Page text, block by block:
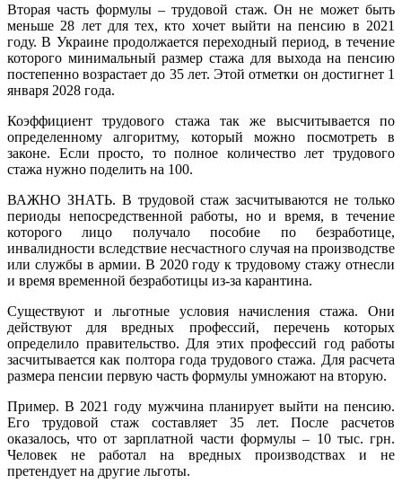
Вторая часть формулы – трудовой стаж. Он не может быть
меньше 28 лет для тех, кто хочет выйти на пенсию в 2021
году. В Украине продолжается переходный период, в течение
которого минимальный размер стажа для выхода на пенсию
постепенно возрастает до 35 лет. Этой отметки он достигнет 1
января 2028 года.
Коэффициент трудового стажа так же высчитывается по
определенному алгоритму, который можно посмотреть в
законе. Если просто, то полное количество лет трудового
стажа нужно поделить на 100.
ВАЖНО ЗНАТЬ. В трудовой стаж засчитываются не только
периоды непосредственной работы, но и время, в течение
которого лицо получало пособие по безработице,
инвалидности вследствие несчастного случая на производстве
или службы в армии. В 2020 году к трудовому стажу отнесли
и время временной безработицы из-за карантина.
Существуют и льготные условия начисления стажа. Они
действуют для вредных профессий, перечень которых
определило правительство. Для этих профессий год работы
засчитывается как полтора года трудового стажа. Для расчета
размера пенсии первую часть формулы умножают на вторую.
Пример. В 2021 году мужчина планирует выйти на пенсию.
Его трудовой стаж составляет 35 лет. После расчетов
оказалось, что от зарплатной части формулы – 10 тыс. грн.
Человек не работал на вредных производствах и не
претендует на другие льготы.